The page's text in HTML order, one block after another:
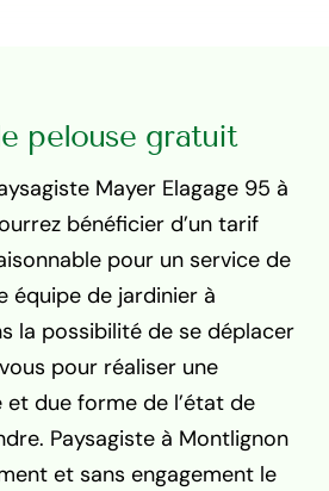
pelouse gratuit
Mayer Elagage 95 à
bénéficier d’un tarif
pour un service de
équipe de jardinier à
la possibilité de se déplacer
pour réaliser une
due forme de l’état de
Paysagiste à Montlignon
et sans engagement le